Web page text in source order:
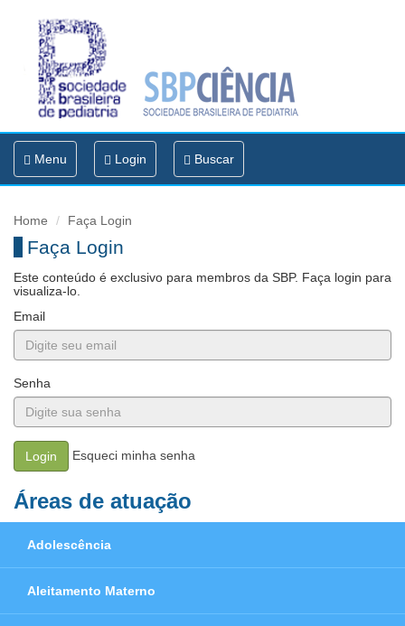
Toggle
navigation
Menu Login Buscar
Home Faça Login
Faça Login
Este conteúdo é exclusivo para membros da SBP. Faça login para
visualiza-lo.
Email
Senha
Login Esqueci minha senha
Áreas de atuação
Adolescência
Aleitamento Materno